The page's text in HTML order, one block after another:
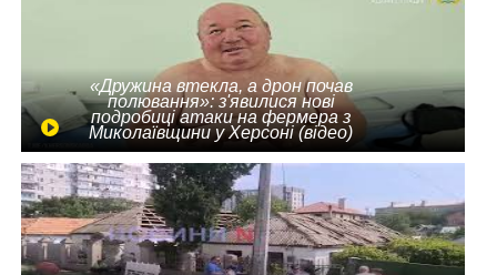
«Дружина втекла, а дрон почав
полювання»: з'явилися нові
подробиці атаки на фермера з
Миколаївщини у Херсоні (відео)